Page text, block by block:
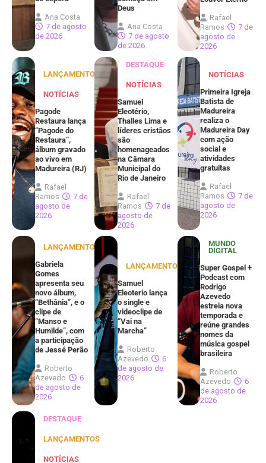
Ana Costa
7 de agosto
de 2026
Deus
Ana Costa
7 de agosto
de 2026
Rafael
Ramos
7 de
agosto de
2026
LANÇAMENTOS
NOTÍCIAS
Pagode
Restaura lança
“Pagode do
Restaura”,
álbum gravado
ao vivo em
Madureira (RJ)
Rafael
Ramos
7 de
agosto de
2026
DESTAQUE
NOTÍCIAS
Samuel
Eleotério,
Thalles Lima e
líderes cristãos
são
homenageados
na Câmara
Municipal do
Rio de Janeiro
Rafael
Ramos
7 de
agosto de
2026
NOTÍCIAS
Primeira Igreja
Batista de
Madureira
realiza o
Madureira Day
com ação
social e
atividades
gratuitas
Rafael
Ramos
7 de
agosto de
2026
LANÇAMENTOS
Gabriela
Gomes
apresenta seu
novo álbum,
“Bethânia”, e o
clipe de
“Manso e
Humilde”, com
a participação
de Jessé Perão
Roberto
Azevedo
6
de agosto de
2026
LANÇAMENTOS
Samuel
Eleoterio lança
o single e
videoclipe de
“Vai na
Marcha”
Roberto
Azevedo
6
de agosto de
2026
MUNDO
DIGITAL
Super Gospel +
Podcast com
Rodrigo
Azevedo
estreia nova
temporada e
reúne grandes
nomes da
música gospel
brasileira
Roberto
Azevedo
6
de agosto de
2026
DESTAQUE
LANÇAMENTOS
NOTÍCIAS